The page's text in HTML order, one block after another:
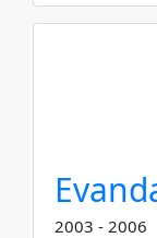
2003 - 2006